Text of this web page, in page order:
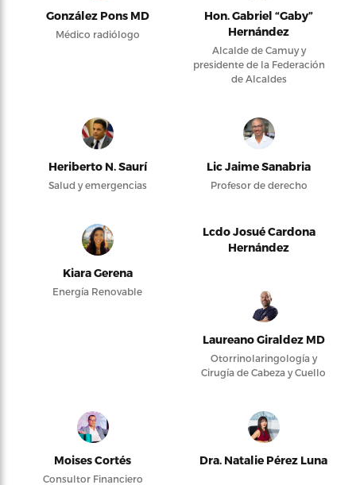
González Pons MD
Médico radiólogo
Hon. Gabriel “Gaby”
Hernández
Alcalde de Camuy y
presidente de la Federación
de Alcaldes
Heriberto N. Saurí
Salud y emergencias
Lic Jaime Sanabria
Profesor de derecho
Kiara Gerena
Energía Renovable
Lcdo Josué Cardona
Hernández
Laureano Giraldez MD
Otorrinolaringología y
Cirugía de Cabeza y Cuello
Moises Cortés
Consultor Financiero
Dra. Natalie Pérez Luna